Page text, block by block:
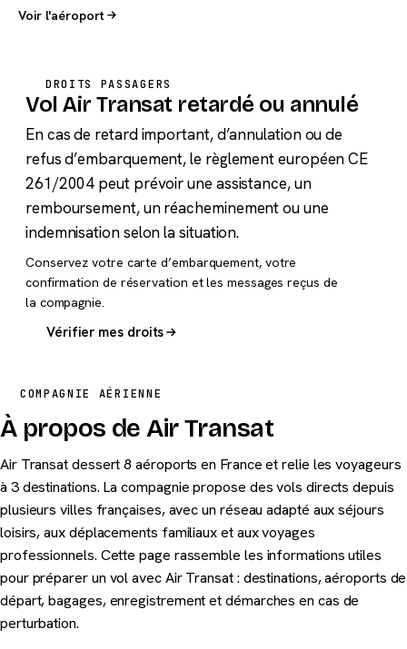
Voir l'aéroport
DROITS PASSAGERS
Vol Air Transat retardé ou annulé
En cas de retard important, d’annulation ou de
refus d’embarquement, le règlement européen CE
261/2004 peut prévoir une assistance, un
remboursement, un réacheminement ou une
indemnisation selon la situation.
Conservez votre carte d’embarquement, votre
confirmation de réservation et les messages reçus de
la compagnie.
Vérifier mes droits
COMPAGNIE AÉRIENNE
À propos de Air Transat
Air Transat dessert 8 aéroports en France et relie les voyageurs
à 3 destinations. La compagnie propose des vols directs depuis
plusieurs villes françaises, avec un réseau adapté aux séjours
loisirs, aux déplacements familiaux et aux voyages
professionnels. Cette page rassemble les informations utiles
pour préparer un vol avec Air Transat : destinations, aéroports de
départ, bagages, enregistrement et démarches en cas de
perturbation.